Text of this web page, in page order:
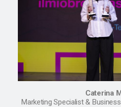
Caterina
Marketing Specialist &